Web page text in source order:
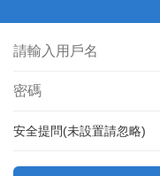
安全提問(未設置請忽略)